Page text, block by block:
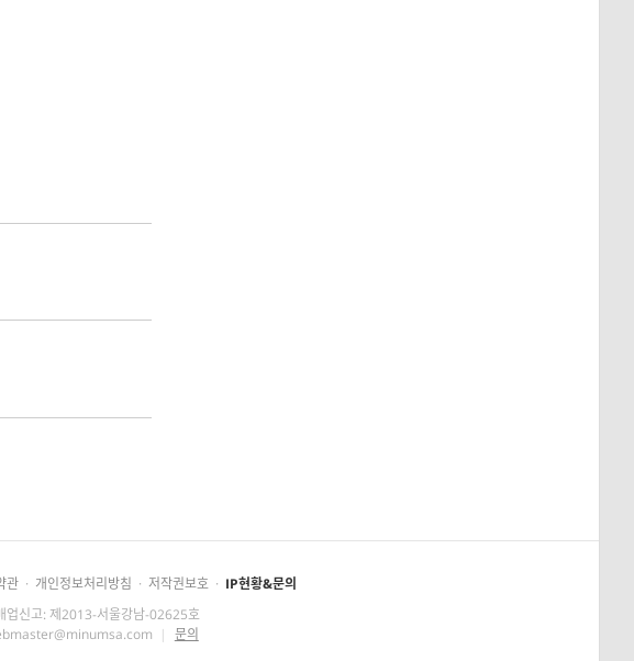
관 · 개인정보처리방침 · 저작권보호 · IP현황&문의
업신고: 제2013-서울강남-02625호
| 문의